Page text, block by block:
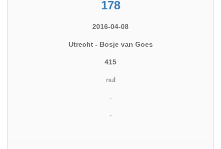
178
2016-04-08
Utrecht - Bosje van Goes
415
nul
-
-